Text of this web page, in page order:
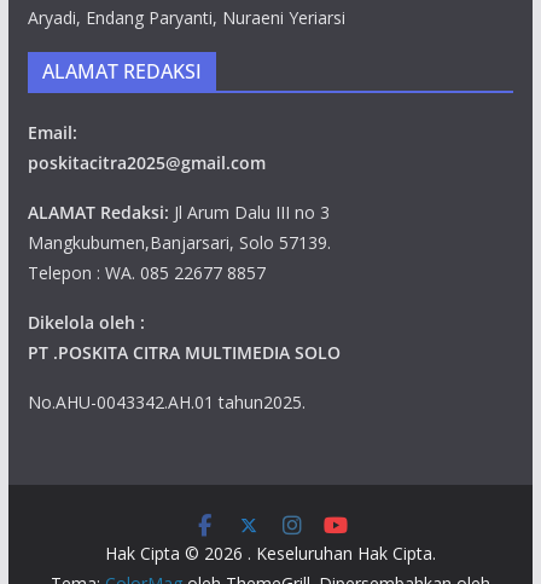
Aryadi, Endang Paryanti, Nuraeni Yeriarsi
ALAMAT REDAKSI
Email:
poskitacitra2025@gmail.com
ALAMAT Redaksi: Jl Arum Dalu III no 3
Mangkubumen,Banjarsari, Solo 57139.
Telepon : WA. 085 22677 8857
Dikelola oleh :
PT .POSKITA CITRA MULTIMEDIA SOLO
No.AHU-0043342.AH.01 tahun2025.
Hak Cipta © 2026 . Keseluruhan Hak Cipta.